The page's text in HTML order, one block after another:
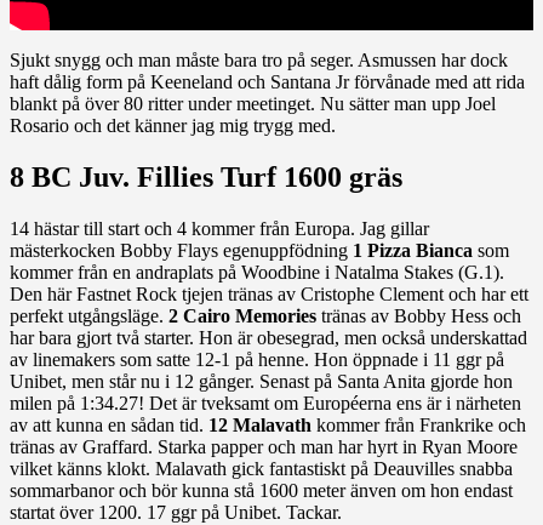
Sjukt snygg och man måste bara tro på seger. Asmussen har dock
haft dålig form på Keeneland och Santana Jr förvånade med att rida
blankt på över 80 ritter under meetinget. Nu sätter man upp Joel
Rosario och det känner jag mig trygg med.
8 BC Juv. Fillies Turf 1600 gräs
14 hästar till start och 4 kommer från Europa. Jag gillar
mästerkocken Bobby Flays egenuppfödning 1 Pizza Bianca som
kommer från en andraplats på Woodbine i Natalma Stakes (G.1).
Den här Fastnet Rock tjejen tränas av Cristophe Clement och har ett
perfekt utgångsläge. 2 Cairo Memories tränas av Bobby Hess och
har bara gjort två starter. Hon är obesegrad, men också underskattad
av linemakers som satte 12-1 på henne. Hon öppnade i 11 ggr på
Unibet, men står nu i 12 gånger. Senast på Santa Anita gjorde hon
milen på 1:34.27! Det är tveksamt om Européerna ens är i närheten
av att kunna en sådan tid. 12 Malavath kommer från Frankrike och
tränas av Graffard. Starka papper och man har hyrt in Ryan Moore
vilket känns klokt. Malavath gick fantastiskt på Deauvilles snabba
sommarbanor och bör kunna stå 1600 meter änven om hon endast
startat över 1200. 17 ggr på Unibet. Tackar.